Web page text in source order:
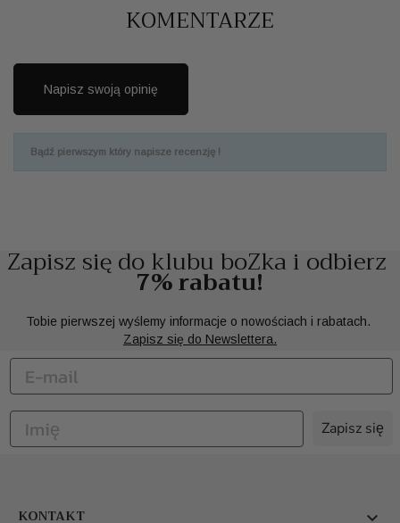
KOMENTARZE
Napisz swoją opinię
Bądź pierwszym który napisze recenzję !
Zapisz się do klubu boZka i odbierz
7% rabatu!
Tobie pierwszej wyślemy informacje o nowościach i rabatach.
Zapisz się do Newslettera.
Zapisz się
KONTAKT 